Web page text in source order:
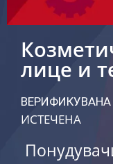
лице и
ВЕРИФИКУВАНА
ИСТЕЧЕНА